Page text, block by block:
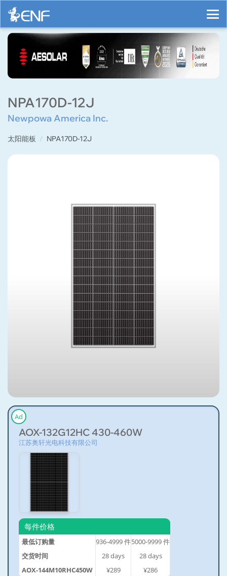
NPA170D-12J
Newpowa America Inc.
太阳能板 NPA170D-12J
Ad
AOX-132G12HC 430-460W
江苏奥轩光电科技有限公司
每件价格
最低订购量 936-4999件5000-9999件
交货时间
28days 28days
AOX-144M10RHC450W
¥289 ¥286